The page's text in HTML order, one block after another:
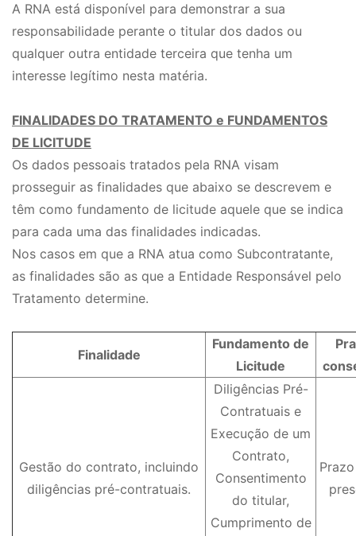
A RNA está disponível para demonstrar a sua
responsabilidade perante o titular dos dados ou
qualquer outra entidade terceira que tenha um
interesse legítimo nesta matéria.
FINALIDADES DO TRATAMENTO e FUNDAMENTOS
DE LICITUDE
Os dados pessoais tratados pela RNA visam
prosseguir as finalidades que abaixo se descrevem e
têm como fundamento de licitude aquele que se indica
para cada uma das finalidades indicadas.
Nos casos em que a RNA atua como Subcontratante,
as finalidades são as que a Entidade Responsável pelo
Tratamento determine.
Finalidade
Fundamento de
Licitude
Gestão do contrato, incluindo
diligências pré-contratuais.
Diligências Pré-
Contratuais e
Execução de um
Contrato,
Consentimento
do titular,
Cumprimento de